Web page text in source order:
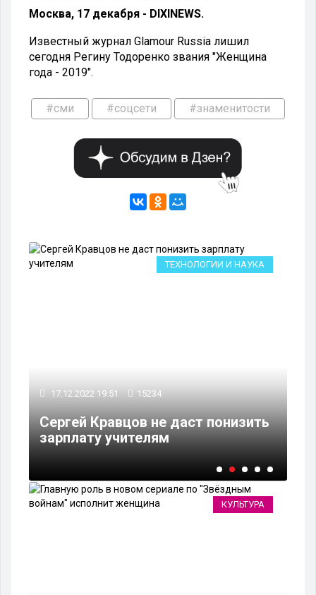
Москва, 17 декабря - DIXINEWS.
Известный журнал Glamour Russia лишил
сегодня Регину Тодоренко звания "Женщина
года - 2019".
#сми #соцсети #знаменитости
ТЕХНОЛОГИИ И НАУКА
17.12.2022 19:51 15234
Сергей Кравцов не даст понизить
зарплату учителям
КУЛЬТУРА